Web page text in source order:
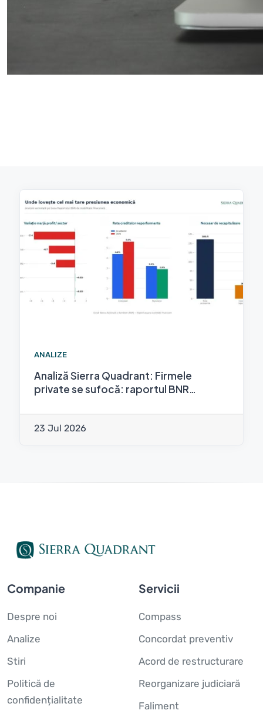
ANALIZE
Analiză Sierra Quadrant: Firmele
private se sufocă: raportul BNR…
23 Jul 2026
Companie
Despre noi
Analize
Stiri
Politică de
confidențialitate
Servicii
Compass
Concordat preventiv
Acord de restructurare
Reorganizare judiciară
Faliment